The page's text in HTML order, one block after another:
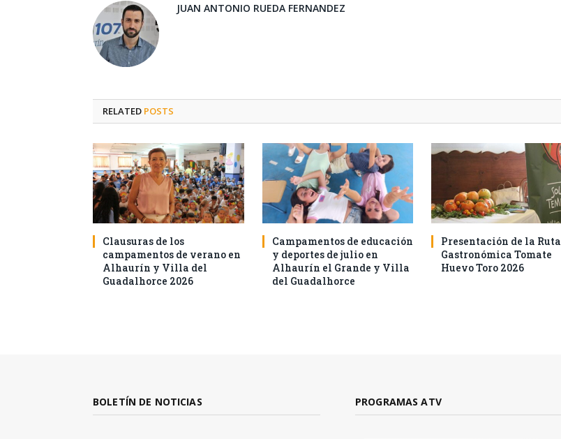
JUAN ANTONIO RUEDA FERNANDEZ
RELATED POSTS
Clausuras de los
campamentos de verano en
Alhaurín y Villa del
Guadalhorce 2026
Campamentos de educación
y deportes de julio en
Alhaurín el Grande y Villa
del Guadalhorce
Presentación de la Ruta
Gastronómica Tomate
Huevo Toro 2026
BOLETÍN DE NOTICIAS PROGRAMAS ATV